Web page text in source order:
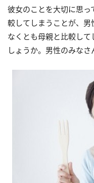
彼女のことを大切に思
較してしまうことが、
なくとも母親と比較し
しょうか。男性のみなさ